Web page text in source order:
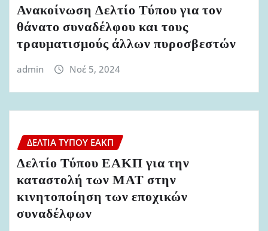
Ανακοίνωση Δελτίο Τύπου για τον
θάνατο συναδέλφου και τους
τραυματισμούς άλλων πυροσβεστών
admin Νοέ 5, 2024
ΔΕΛΤΊΑ ΤΎΠΟΥ ΕΑΚΠ
Δελτίο Τύπου ΕΑΚΠ για την
καταστολή των ΜΑΤ στην
κινητοποίηση των εποχικών
συναδέλφων